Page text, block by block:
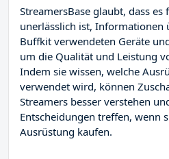
StreamersBase glaubt, dass es
unerlässlich ist, Informationen
Buffkit verwendeten Geräte
um die Qualität und Leistung
Indem sie wissen, welche
verwendet wird, können
Streamers besser verstehen
Entscheidungen treffen, wenn
Ausrüstung kaufen.